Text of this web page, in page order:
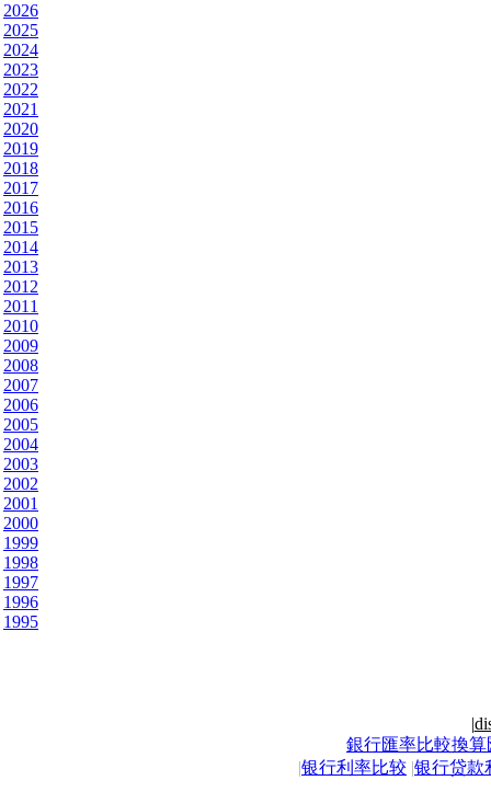
2026
2025
2024
2023
2022
2021
2020
2019
2018
2017
2016
2015
2014
2013
2012
2011
2010
2009
2008
2007
2006
2005
2004
2003
2002
2001
2000
1999
1998
1997
1996
1995
|
銀行匯率比較換算
|银行利率比较 |银行贷款